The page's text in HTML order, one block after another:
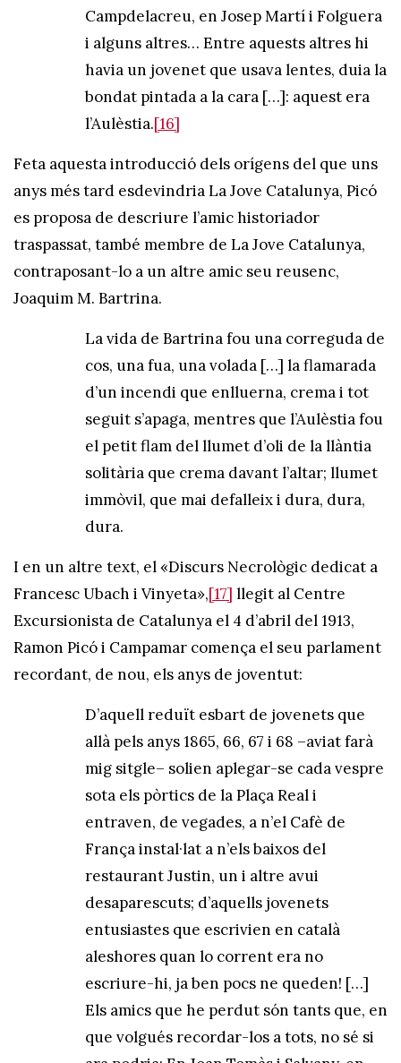
Campdelacreu, en Josep Martí i Folguera
i alguns altres… Entre aquests altres hi
havia un jovenet que usava lentes, duia la
bondat pintada a la cara […]: aquest era
l’Aulèstia.[16]
Feta aquesta introducció dels orígens del que uns
anys més tard esdevindria La Jove Catalunya, Picó
es proposa de descriure l’amic historiador
traspassat, també membre de La Jove Catalunya,
contraposant-lo a un altre amic seu reusenc,
Joaquim M. Bartrina.
La vida de Bartrina fou una correguda de
cos, una fua, una volada […] la flamarada
d’un incendi que enlluerna, crema i tot
seguit s’apaga, mentres que l’Aulèstia fou
el petit flam del llumet d’oli de la llàntia
solitària que crema davant l’altar; llumet
immòvil, que mai defalleix i dura, dura,
dura.
I en un altre text, el «Discurs Necrològic dedicat a
Francesc Ubach i Vinyeta»,[17] llegit al Centre
Excursionista de Catalunya el 4 d’abril del 1913,
Ramon Picó i Campamar comença el seu parlament
recordant, de nou, els anys de joventut:
D’aquell reduït esbart de jovenets que
allà pels anys 1865, 66, 67 i 68 –aviat farà
mig sitgle– solien aplegar-se cada vespre
sota els pòrtics de la Plaça Real i
entraven, de vegades, a n’el Cafè de
França instal·lat a n’els baixos del
restaurant Justin, un i altre avui
desaparescuts; d’aquells jovenets
entusiastes que escrivien en català
aleshores quan lo corrent era no
escriure-hi, ja ben pocs ne queden! […]
Els amics que he perdut són tants que, en
que volgués recordar-los a tots, no sé si